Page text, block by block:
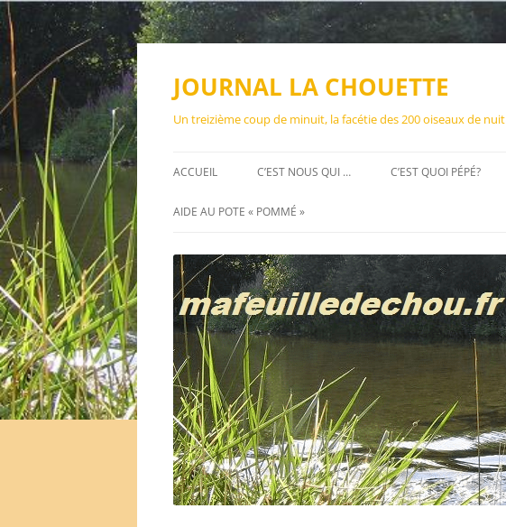
Aller
JOURNAL LA CHOUETTE
Un treizième coup de minuit, la facétie des 200 oiseaux de nuit
ACCUEIL C’EST NOUS QUI … C’EST QUOI PÉPÉ?
AIDE AU POTE « POMMÉ »